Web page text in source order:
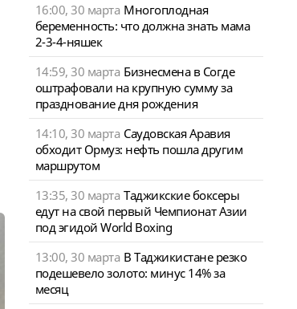
16:00, 30 марта Многоплодная
беременность: что должна знать мама
2-3-4-няшек
14:59, 30 марта Бизнесмена в Согде
оштрафовали на крупную сумму за
празднование дня рождения
14:10, 30 марта Саудовская Аравия
обходит Ормуз: нефть пошла другим
маршрутом
13:35, 30 марта Таджикские боксеры
едут на свой первый Чемпионат Азии
под эгидой World Boxing
13:00, 30 марта В Таджикистане резко
подешевело золото: минус 14% за
месяц